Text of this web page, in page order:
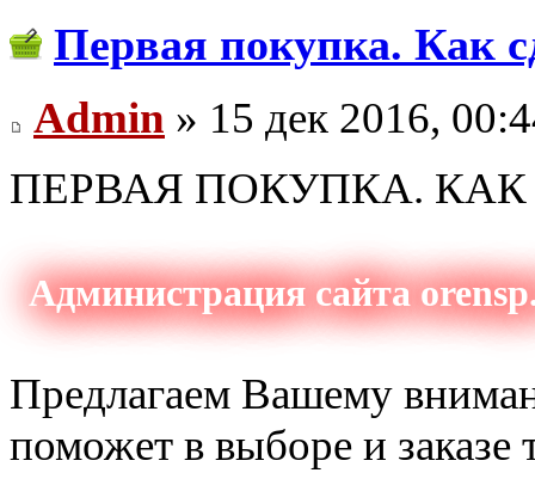
Первая покупка. Как
Admin » 15 дек 2016,
ПЕРВАЯ ПОКУПКА. КАК
Администрация сайта
Предлагаем Вашему
поможет в выборе и заказе